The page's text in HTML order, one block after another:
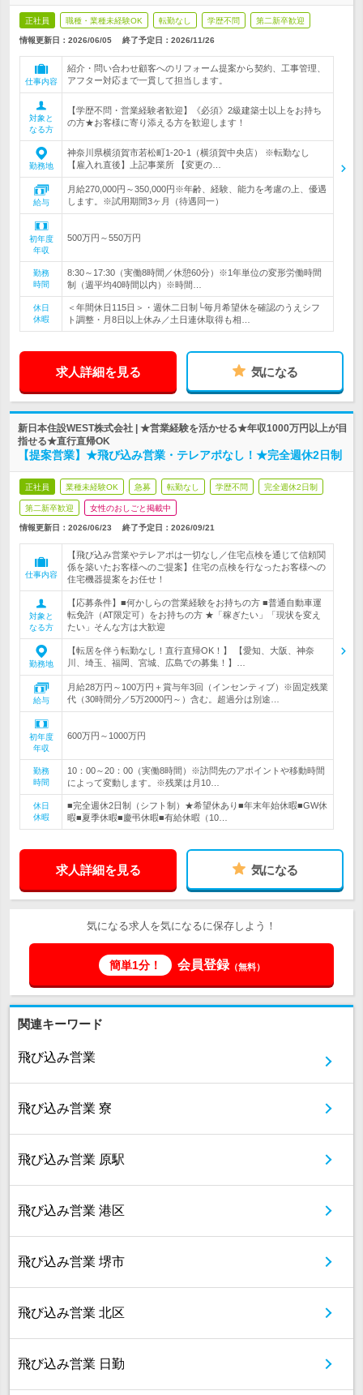
正社員 職種・業種未経験OK 転勤なし 学歴不問 第二新卒歓迎
情報更新日：2026/06/05 終了予定日： 2026/11/26
仕事内容
紹介・問い合わせ顧客へのリフォーム提案から契約、工事管理、
アフター対応まで一貫して担当します。
対象と
なる方
【学歴不問・営業経験者歓迎】《必須》2級建築士以上をお持ち
の方★お客様に寄り添える方を歓迎します！
勤務地
神奈川県横須賀市若松町1-20-1（横須賀中央店） ※転勤なし
【雇入れ直後】上記事業所 【変更の…
給与
月給270,000円～350,000円※年齢、経験、能力を考慮の上、優遇
します。※試用期間3ヶ月（待遇同一）
初年度
年収
500万円～550万円
勤務
時間
8:30～17:30（実働8時間／休憩60分）※1年単位の変形労働時間
制（週平均40時間以内）※時間…
休日
休暇
＜年間休日115日＞・週休二日制└毎月希望休を確認のうえシフ
ト調整・月8日以上休み／土日連休取得も相…
求人詳細を見る 気になる
新日本住設WEST株式会社 | ★営業経験を活かせる★年収1000万円以上が目
指せる★直行直帰OK
【提案営業】★飛び込み営業・テレアポなし！★完全週休2日制
正社員 業種未経験OK 急募 転勤なし 学歴不問 完全週休2日制
第二新卒歓迎 女性のおしごと掲載中
情報更新日：2026/06/23 終了予定日： 2026/09/21
仕事内容
【飛び込み営業やテレアポは一切なし／住宅点検を通じて信頼関
係を築いたお客様へのご提案】住宅の点検を行なったお客様への
住宅機器提案をお任せ！
対象と
なる方
【応募条件】■何かしらの営業経験をお持ちの方 ■普通自動車運
転免許（AT限定可）をお持ちの方 ★「稼ぎたい」「現状を変え
たい」そんな方は大歓迎
勤務地
【転居を伴う転勤なし！直行直帰OK！】 【愛知、大阪、神奈
川、埼玉、福岡、宮城、広島での募集！】…
給与
月給28万円～100万円＋賞与年3回（インセンティブ）※固定残業
代（30時間分／5万2000円～）含む。超過分は別途…
初年度
年収
600万円～1000万円
勤務
時間
10：00～20：00（実働8時間）※訪問先のアポイントや移動時間
によって変動します。※残業は月10…
休日
休暇
■完全週休2日制（シフト制）★希望休あり■年末年始休暇■GW休
暇■夏季休暇■慶弔休暇■有給休暇（10…
求人詳細を見る 気になる
気になる求人を気になるに保存しよう！
簡単1分！ 会員登録（無料）
関連キーワード
飛び込み営業
飛び込み営業 寮
飛び込み営業 原駅
飛び込み営業 港区
飛び込み営業 堺市
飛び込み営業 北区
飛び込み営業 日勤